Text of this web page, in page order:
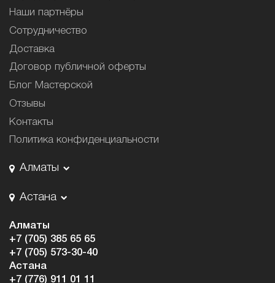
Наши партнёры
Сотрудничество
Доставка
Договор публичной оферты
Блог Мастерской
Отзывы
Контакты
Политика конфиденциальности
Алматы
Астана
Алматы
+7 (705) 385 65 65
+7 (705) 573-30-40
Астана
+7 (776) 911 01 11